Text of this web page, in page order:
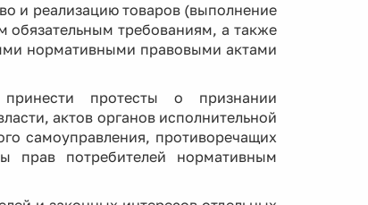
и реализацию товаров (выполнение
обязательным требованиям, а также
нормативными правовыми актами
протесты о признании
актов органов исполнительной
самоуправления, противоречащих
потребителей нормативным